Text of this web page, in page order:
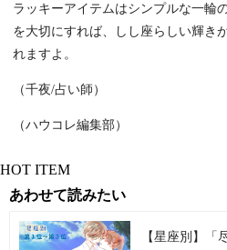
ラッキーアイテムはシンプルな一輪
を大切にすれば、しし座らしい輝き
れますよ。
（千夜/占い師）
（ハウコレ編集部）
HOT ITEM
あわせて読みたい
【星座別】「